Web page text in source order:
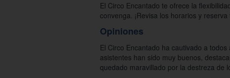
El Circo Encantado te ofrece la
convenga. ¡Revisa los horarios y
Opiniones
El Circo Encantado ha cautivado a
asistentes han sido muy buenos,
quedado maravillado por la destreza de